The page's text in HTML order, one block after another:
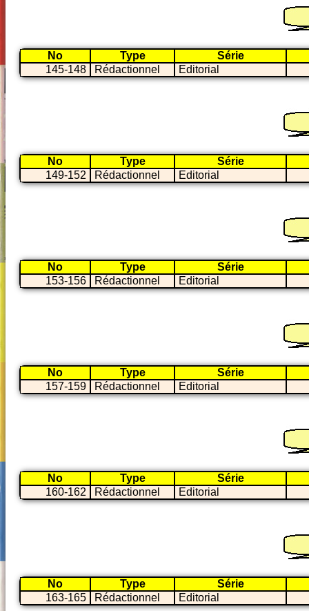
No Type
Série
145-148
Rédactionnel Editorial
No Type
Série
149-152
Rédactionnel Editorial
No Type
Série
153-156
Rédactionnel Editorial
No Type
Série
157-159
Rédactionnel Editorial
No Type
Série
160-162
Rédactionnel Editorial
No Type
Série
163-165
Rédactionnel Editorial